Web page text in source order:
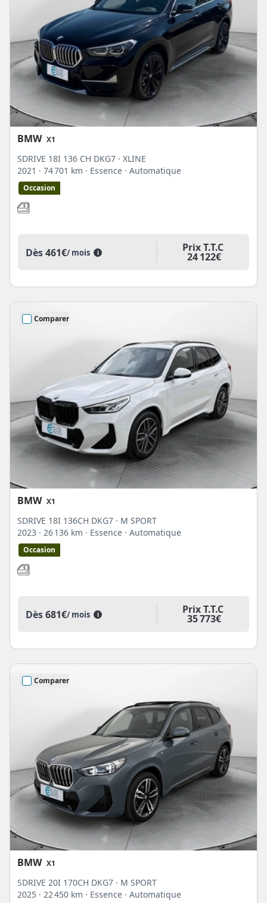
BMW X1
SDRIVE 18I 136 CH DKG7 · XLINE
2021 · 74 701 km · Essence · Automatique
Occasion
Dès461€/ mois i Prix T.T.C
24 122€
Comparer
BMW X1
SDRIVE 18I 136CH DKG7 · M SPORT
2023 · 26 136 km · Essence · Automatique
Occasion
Dès681€/ mois i Prix T.T.C
35 773€
Comparer
BMW X1
SDRIVE 20I 170CH DKG7 · M SPORT
2025 · 22 450 km · Essence · Automatique